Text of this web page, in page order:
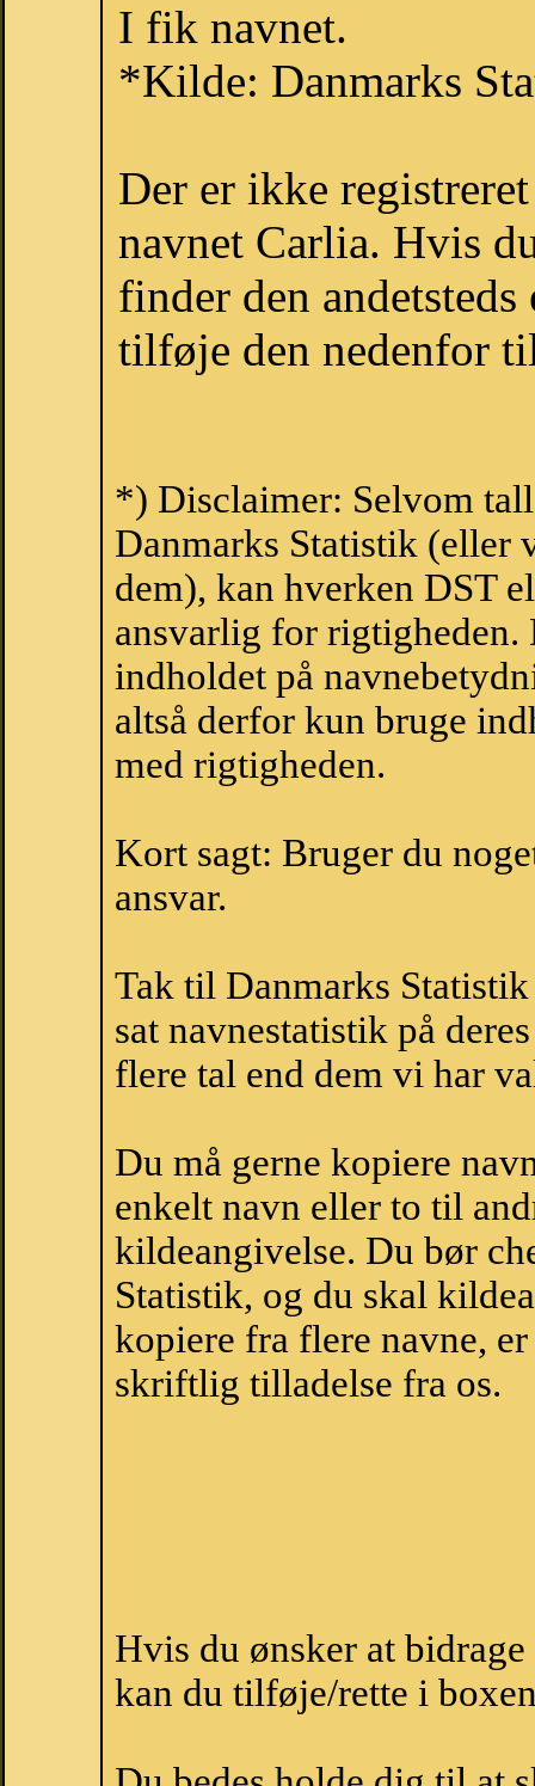
I fik navnet.
*Kilde: Danmarks
Der er ikke
navnet Carlia. Hvis
finder den
tilføje den nedenfor
*) Disclaimer: Selvom
Danmarks Statistik (eller
dem), kan hverken DST
ansvarlig for
indholdet på
altså derfor kun bruge
med rigtigheden.
Kort sagt: Bruger du
ansvar.
Tak til Danmarks
sat navnestatistik på
flere tal end dem vi har
Du må gerne kopiere
enkelt navn eller to til
kildeangivelse. Du bør
Statistik, og du skal
kopiere fra flere navne,
skriftlig tilladelse fra os.
Hvis du ønsker at
kan du tilføje/rette i